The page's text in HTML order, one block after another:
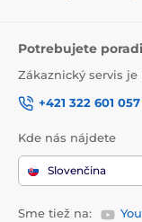
Potrebujete
Zákaznický servis
+421 322 601 057
Kde nás nájdete
Slovenčina
Sme tiež na: